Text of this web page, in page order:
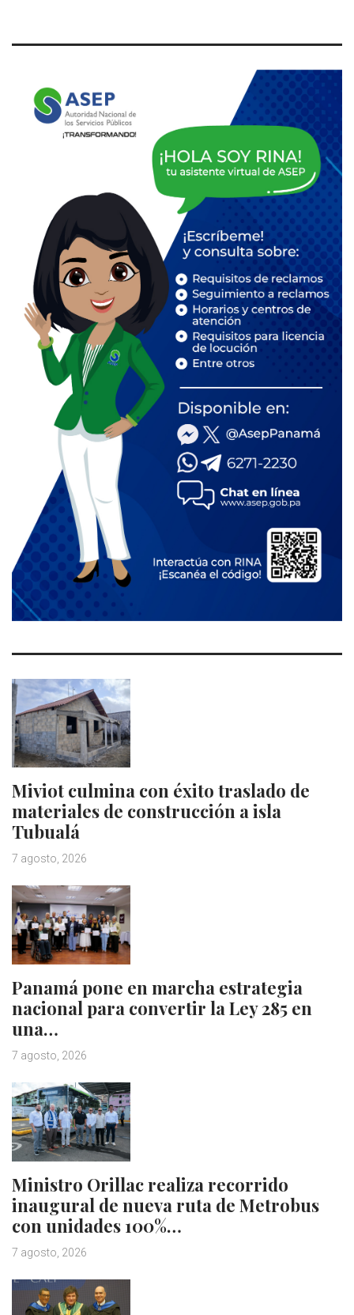
Miviot culmina con éxito traslado de
materiales de construcción a isla
Tubualá
7 agosto, 2026
Panamá pone en marcha estrategia
nacional para convertir la Ley 285 en
una…
7 agosto, 2026
Ministro Orillac realiza recorrido
inaugural de nueva ruta de Metrobus
con unidades 100%…
7 agosto, 2026